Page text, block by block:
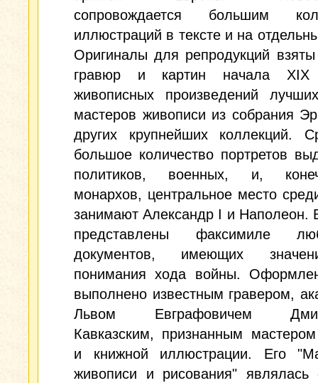
сопровождается большим
иллюстраций в тексте и на
Оригиналы для репродукций
гравюр и картин начала
живописных произведений
мастеров живописи из собрания
других крупнейших коллекций.
большое количество портретов
политиков, военных, и,
монархов, центральное место
занимают Александр I и Наполеон.
представлены факсимиле
документов, имеющих
понимания хода войны.
выполнено известным гравером,
Львом Евграфовичем
Кавказским, признанным
и книжной иллюстрации. Его
живописи и рисования" являлась